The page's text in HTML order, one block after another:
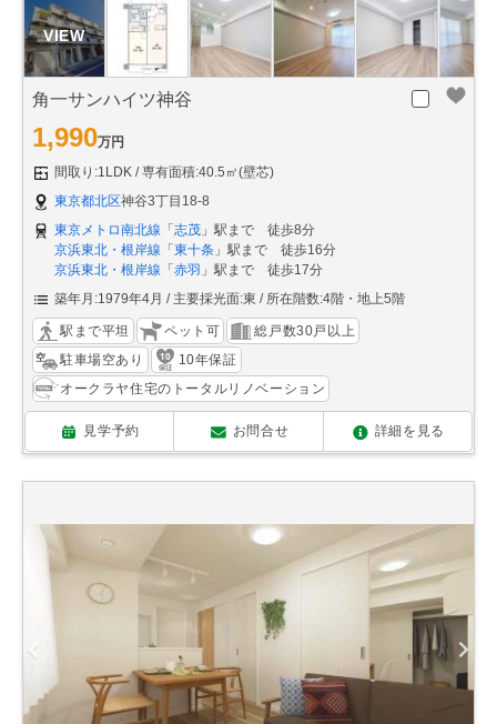
角一サンハイツ神谷
1,990万円
間取り:1LDK
専有面積:40.5㎡(壁芯)
東京都北区神谷3丁目18-8
東京メトロ南北線 「志茂 」駅まで 徒歩8分
京浜東北・根岸線 「東十条 」駅まで 徒歩16分
京浜東北・根岸線 「赤羽 」駅まで 徒歩17分
築年月:1979年4月
主要採光面:東 所在階数:4階・地上5階
駅まで平坦 ペット可
総戸数30戸以上
駐車場空あり
10年保証
オークラヤ住宅のトータルリノベーション
見学予約 お問合せ 詳細を見る